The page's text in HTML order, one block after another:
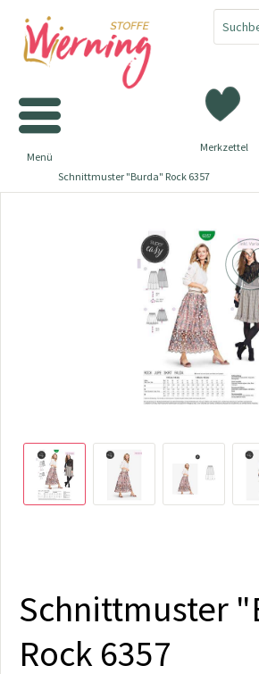
Merkzettel
Menü
Schnittmuster "Burda" Rock 6357
Schnittmuster
Rock 6357